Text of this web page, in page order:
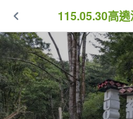
115.05.30高